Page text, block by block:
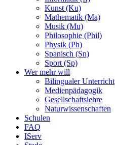
Kunst (Ku)
Mathematik (Ma)
Musik (Mu)
Philosophie (Phil)
Physik (Ph)
Spanisch (Sn)
Sport (Sp)
Wer mehr will
Bilingualer Unterricht
Medienpädagogik
Gesellschaftslehre
Naturwissenschaften
Schulen
FAQ
IServ